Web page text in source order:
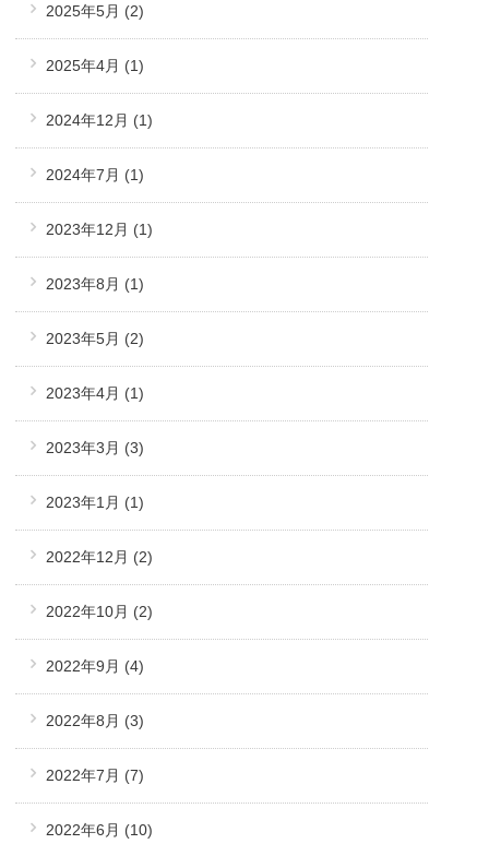
2025年5月 (2)
2025年4月 (1)
2024年12月 (1)
2024年7月 (1)
2023年12月 (1)
2023年8月 (1)
2023年5月 (2)
2023年4月 (1)
2023年3月 (3)
2023年1月 (1)
2022年12月 (2)
2022年10月 (2)
2022年9月 (4)
2022年8月 (3)
2022年7月 (7)
2022年6月 (10)